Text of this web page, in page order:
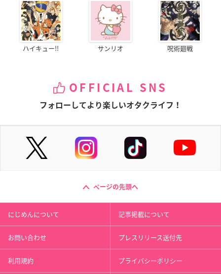
ハイキュー!! サンリオ 呪術廻戦
OFFICIAL SNS
フォローしてより楽しいオタクライフ！
ページの先頭へ
にじめんについて 記事掲載について
お問い合わせ プレスリリース送付先
利用規約 プライバシーポリシー